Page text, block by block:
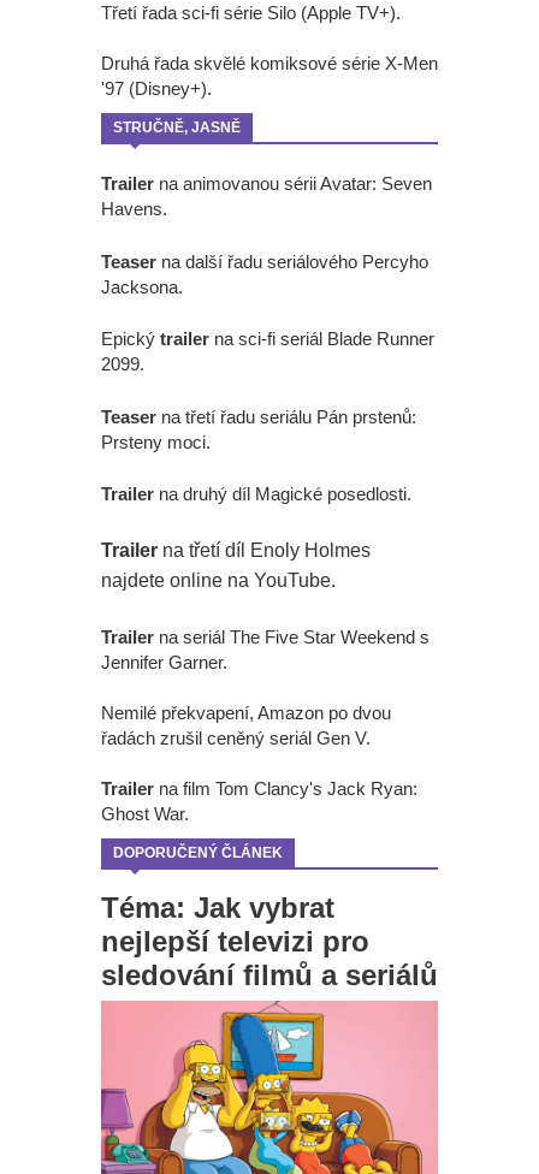
Třetí řada sci-fi série Silo (Apple TV+).
Druhá řada skvělé komiksové série X-Men
'97 (Disney+).
STRUČNĚ, JASNĚ
Trailer na animovanou sérii Avatar: Seven
Havens.
Teaser na další řadu seriálového Percyho
Jacksona.
Epický trailer na sci-fi seriál Blade Runner
2099.
Teaser na třetí řadu seriálu Pán prstenů:
Prsteny moci.
Trailer na druhý díl Magické posedlosti.
Trailer na třetí díl Enoly Holmes
najdete online na YouTube.
Trailer na seriál The Five Star Weekend s
Jennifer Garner.
Nemilé překvapení, Amazon po dvou
řadách zrušil ceněný seriál Gen V.
Trailer na film Tom Clancy's Jack Ryan:
Ghost War.
DOPORUČENÝ ČLÁNEK
Téma: Jak vybrat
nejlepší televizi pro
sledování filmů a seriálů